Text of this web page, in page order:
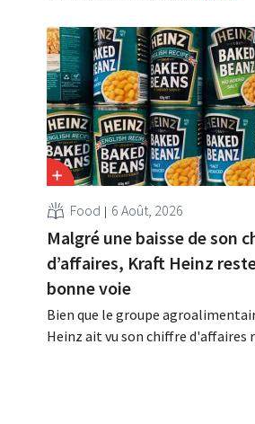
Food 6 Août, 2026
Malgré une baisse de son
d’affaires, Kraft Heinz
bonne voie
Bien que le groupe
Heinz ait vu son chiffre d'affaires